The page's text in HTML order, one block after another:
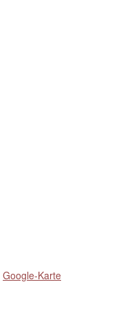
Google-Karte